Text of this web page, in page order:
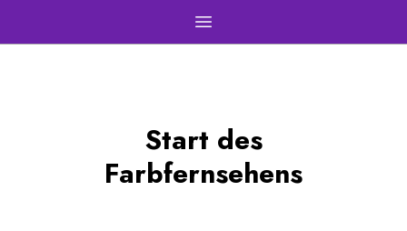
Open main menu
Start des
Farbfernsehens